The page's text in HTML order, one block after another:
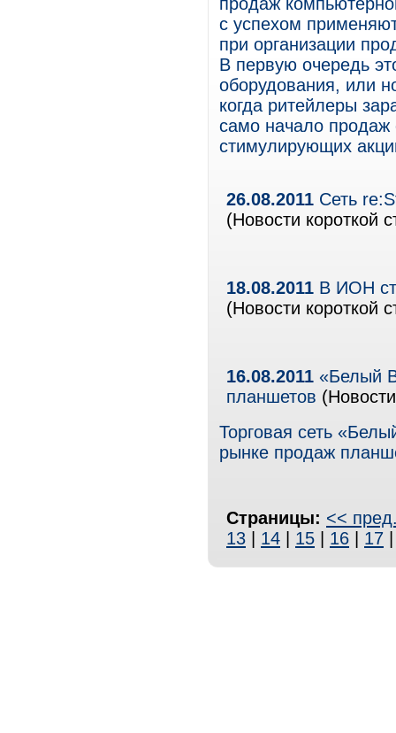
с успехом
при организации
В первую очередь
оборудования, или
когда ритейлеры
само начало продаж
стимулирующих
26.08.2011 Сеть
(Новости короткой
18.08.2011 В ИОН
(Новости короткой
16.08.2011 «Белый
планшетов
Торговая сеть
рынке продаж
Страницы: <<
13
14 15 16 17